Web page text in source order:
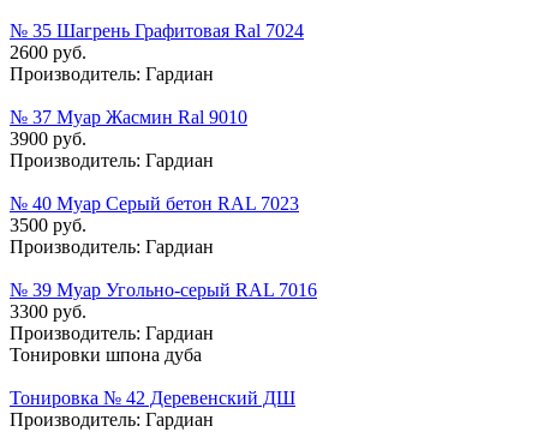
№ 35 Шагрень Графитовая Ral 7024
2600 руб.
Производитель: Гардиан
№ 37 Муар Жасмин Ral 9010
3900 руб.
Производитель: Гардиан
№ 40 Муар Серый бетон RAL 7023
3500 руб.
Производитель: Гардиан
№ 39 Муар Угольно-серый RAL 7016
3300 руб.
Производитель: Гардиан
Тонировки шпона дуба
Тонировка № 42 Деревенский ДШ
Производитель: Гардиан